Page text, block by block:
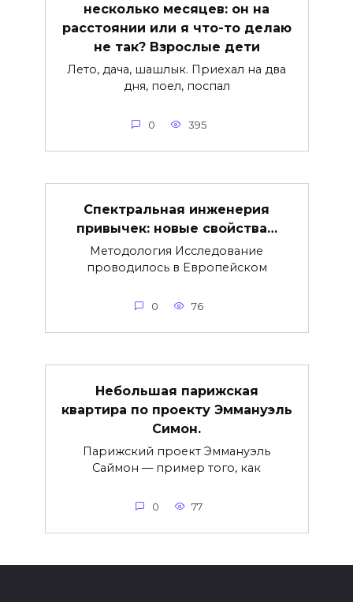
несколько месяцев: он на
расстоянии или я что-то делаю
не так? Взрослые дети
Лето, дача, шашлык. Приехал на два
дня, поел, поспал
0 395
Спектральная инженерия
привычек: новые свойства…
Методология Исследование
проводилось в Европейском
0 76
Небольшая парижская
квартира по проекту Эммануэль
Симон.
Парижский проект Эммануэль
Саймон — пример того, как
0 77